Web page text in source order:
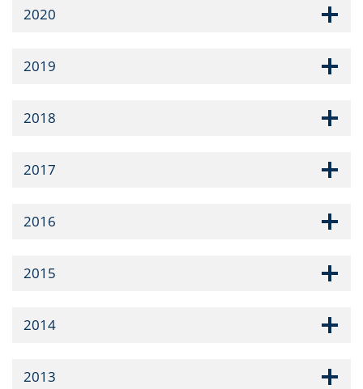
2020
2019
2018
2017
2016
2015
2014
2013